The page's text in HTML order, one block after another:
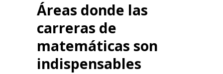
Áreas donde las
carreras de
matemáticas son
indispensables